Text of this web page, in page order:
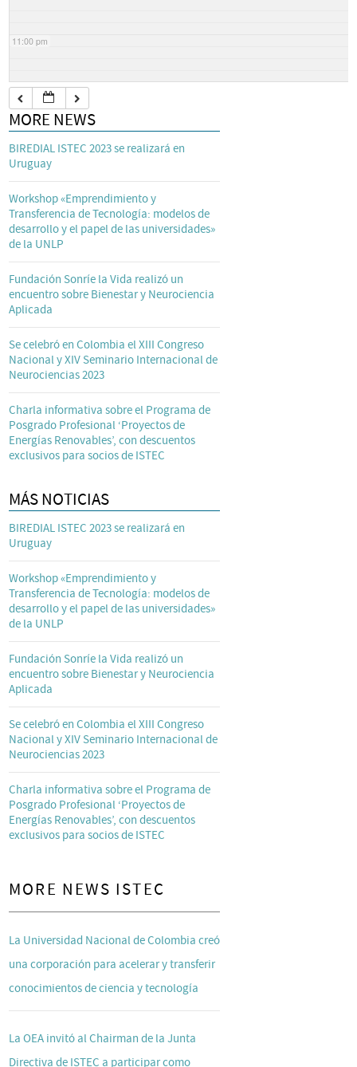
11:00 pm
MORE NEWS
BIREDIAL ISTEC 2023 se realizará en
Uruguay
Workshop «Emprendimiento y
Transferencia de Tecnología: modelos de
desarrollo y el papel de las universidades»
de la UNLP
Fundación Sonríe la Vida realizó un
encuentro sobre Bienestar y Neurociencia
Aplicada
Se celebró en Colombia el XIII Congreso
Nacional y XIV Seminario Internacional de
Neurociencias 2023
Charla informativa sobre el Programa de
Posgrado Profesional ‘Proyectos de
Energías Renovables’, con descuentos
exclusivos para socios de ISTEC
MÁS NOTICIAS
BIREDIAL ISTEC 2023 se realizará en
Uruguay
Workshop «Emprendimiento y
Transferencia de Tecnología: modelos de
desarrollo y el papel de las universidades»
de la UNLP
Fundación Sonríe la Vida realizó un
encuentro sobre Bienestar y Neurociencia
Aplicada
Se celebró en Colombia el XIII Congreso
Nacional y XIV Seminario Internacional de
Neurociencias 2023
Charla informativa sobre el Programa de
Posgrado Profesional ‘Proyectos de
Energías Renovables’, con descuentos
exclusivos para socios de ISTEC
MORE NEWS ISTEC
La Universidad Nacional de Colombia creó
una corporación para acelerar y transferir
conocimientos de ciencia y tecnología
La OEA invitó al Chairman de la Junta
Directiva de ISTEC a participar como